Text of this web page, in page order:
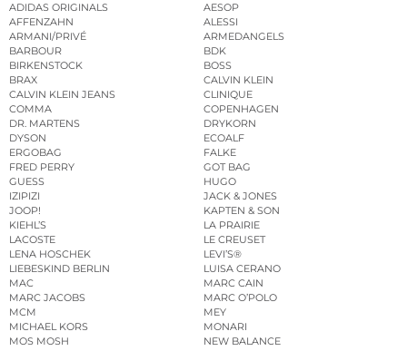
ADIDAS ORIGINALS
AESOP
AFFENZAHN
ALESSI
ARMANI/PRIVÉ
ARMEDANGELS
BARBOUR
BDK
BIRKENSTOCK
BOSS
BRAX
CALVIN KLEIN
CALVIN KLEIN JEANS
CLINIQUE
COMMA
COPENHAGEN
DR. MARTENS
DRYKORN
DYSON
ECOALF
ERGOBAG
FALKE
FRED PERRY
GOT BAG
GUESS
HUGO
IZIPIZI
JACK & JONES
JOOP!
KAPTEN & SON
KIEHL’S
LA PRAIRIE
LACOSTE
LE CREUSET
LENA HOSCHEK
LEVI’S®
LIEBESKIND BERLIN
LUISA CERANO
MAC
MARC CAIN
MARC JACOBS
MARC O’POLO
MCM
MEY
MICHAEL KORS
MONARI
MOS MOSH
NEW BALANCE